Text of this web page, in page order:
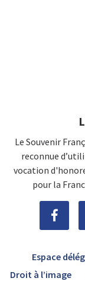
Le Souvenir
reconnue
vocation
pour la
Espace
Droit à l’image